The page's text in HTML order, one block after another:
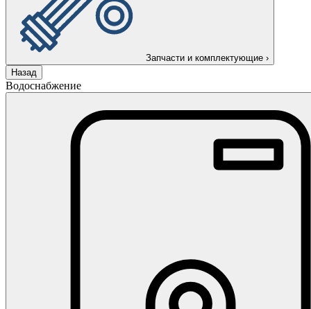
Запчасти и комплектующие ›
Назад
Водоснабжение